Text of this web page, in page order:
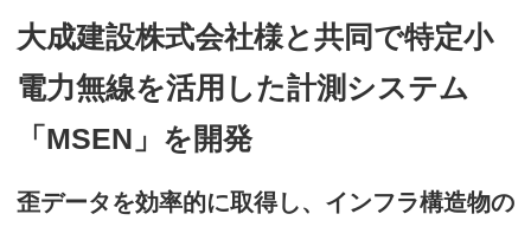
大成建設株式会社様と共同で特定小
電力無線を活用した計測システム
「MSEN」を開発
歪データを効率的に取得し、インフラ構造物の